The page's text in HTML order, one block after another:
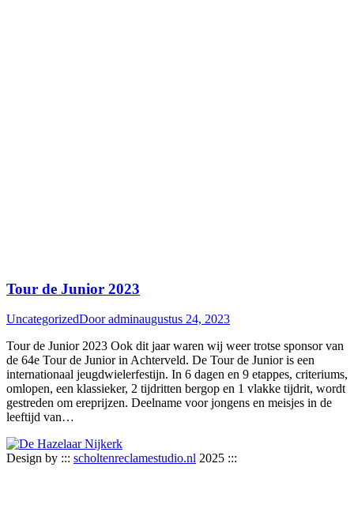
Tour de Junior 2023
UncategorizedDooradminaugustus 24, 2023
Tour de Junior 2023 Ook dit jaar waren wij weer trotse sponsor van
de 64e Tour de Junior in Achterveld. De Tour de Junior is een
internationaal jeugdwielerfestijn. In 6 dagen en 9 etappes, criteriums,
omlopen, een klassieker, 2 tijdritten bergop en 1 vlakke tijdrit, wordt
gestreden om ereprijzen. Deelname voor jongens en meisjes in de
leeftijd van…
Design by ::: scholtenreclamestudio.nl 2025 :::